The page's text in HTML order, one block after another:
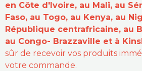
en Côte d'Ivoire, au Mali, au
Faso, au Togo, au Kenya, au
République centrafricaine, au
au Congo- Brazzaville et à
sûr de recevoir vos produits
votre commande.